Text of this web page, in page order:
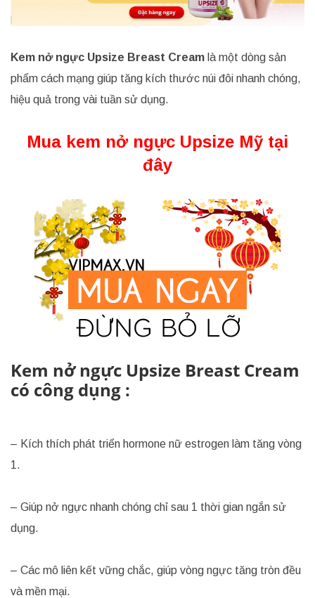
Kem nở ngực Upsize Breast Cream là một dòng sản
phẩm cách mạng giúp tăng kích thước núi đôi nhanh chóng,
hiệu quả trong vài tuần sử dụng.
Mua kem nở ngực Upsize Mỹ tại
đây
Kem nở ngực Upsize Breast Cream
có công dụng :
– Kích thích phát triển hormone nữ estrogen làm tăng vòng
1.
– Giúp nở ngực nhanh chóng chỉ sau 1 thời gian ngắn sử
dụng.
– Các mô liên kết vững chắc, giúp vòng ngực tăng tròn đều
và mền mại.